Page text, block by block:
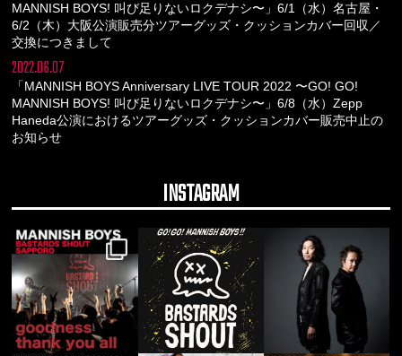
MANNISH BOYS! 叫び足りないロクデナシ〜」6/1（水）名古屋・
6/2（木）大阪公演販売分ツアーグッズ・クッションカバー回収／
交換につきまして
2022.06.07
「MANNISH BOYS Anniversary LIVE TOUR 2022 〜GO! GO!
MANNISH BOYS! 叫び足りないロクデナシ〜」6/8（水）Zepp
Haneda公演におけるツアーグッズ・クッションカバー販売中止の
お知らせ
INSTAGRAM